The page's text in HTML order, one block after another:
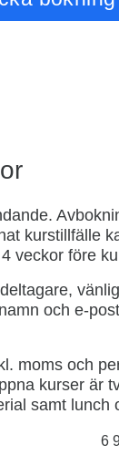
kurstillfälle
veckor före
och e-
moms och
kurser är
samt lunch
6